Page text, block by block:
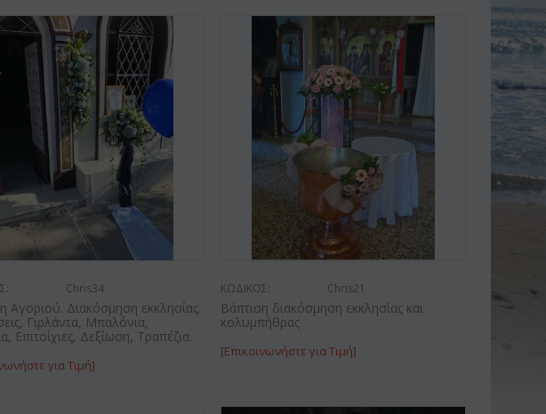
Chris34
Αγοριού. Διακόσμηση εκκλησίας.
Γιρλάντα, Μπαλόνια,
Επιτοίχιες, Δεξίωση, Τραπέζια.
για Τιμή]
ΚΩΔΙΚΟΣ: Chris21
Βάπτιση διακόσμηση εκκλησίας και
κολυμπήθρας
[Επικοινωνήστε για Τιμή]